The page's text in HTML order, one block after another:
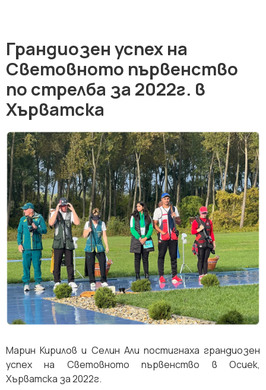
Грандиозен успех на
Световното първенство
по стрелба за 2022г. в
Хърватска
Марин Кирилов и Селин Али постигнаха грандиозен
успех на Световното първенство в Осиек,
Хърватска за 2022г.